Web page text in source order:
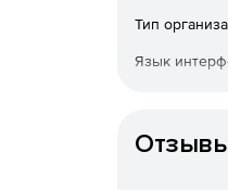
Word
Тип
Язык